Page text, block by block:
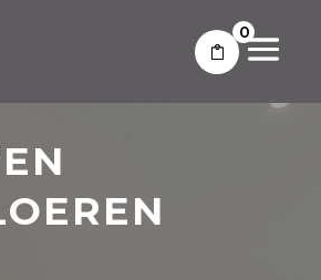
0